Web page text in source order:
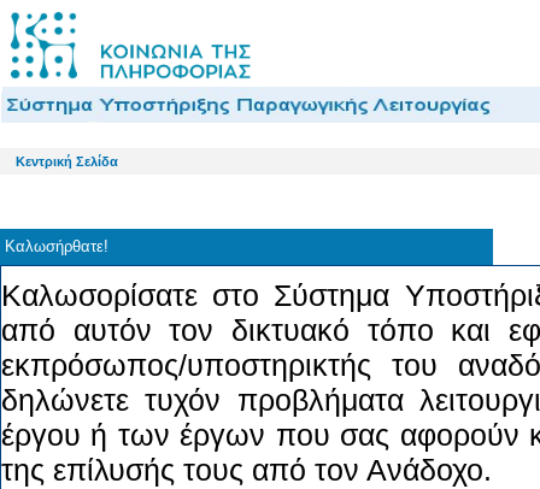
Κεντρική Σελίδα
Καλωσήρθατε!
Καλωσορίσατε στο Σύστημα
από αυτόν τον δικτυακό τόπο και
εκπρόσωπος/υποστηρικτής του
δηλώνετε τυχόν προβλήματα
έργου ή των έργων που σας αφορούν
της επίλυσής τους από τον Ανάδοχο.